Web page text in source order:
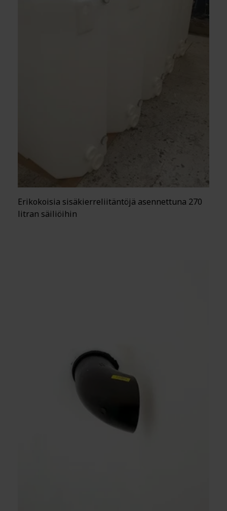
Erikokoisia sisäkierreliitäntöjä asennettuna 270
litran säiliöihin